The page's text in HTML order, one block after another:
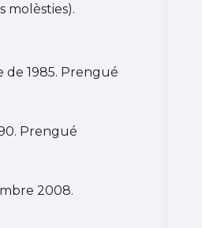
molèsties).
de 1985. Prengué
Prengué
2008.